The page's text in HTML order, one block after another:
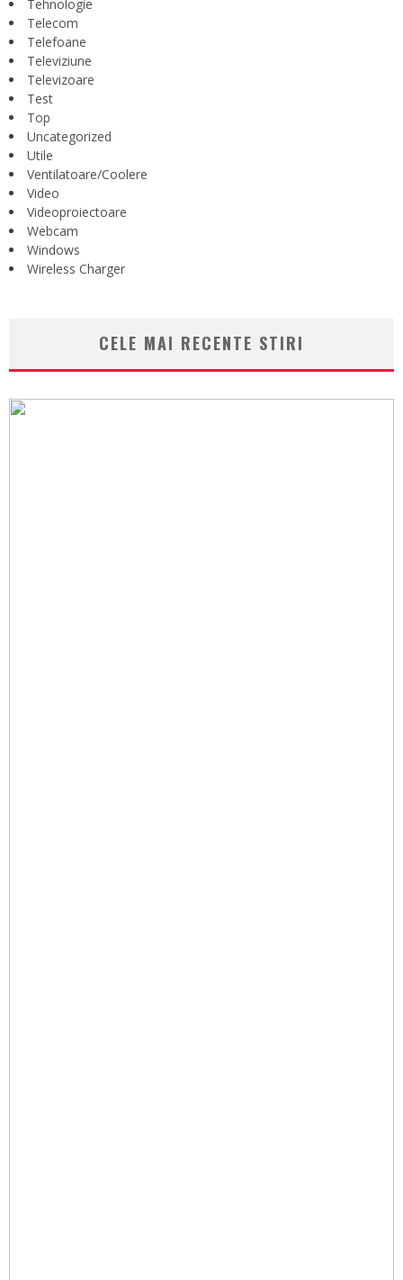
Tehnologie
Telecom
Telefoane
Televiziune
Televizoare
Test
Top
Uncategorized
Utile
Ventilatoare/Coolere
Video
Videoproiectoare
Webcam
Windows
Wireless Charger
CELE MAI RECENTE STIRI